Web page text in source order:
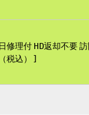
修理付 HD返却不要
税込） ]